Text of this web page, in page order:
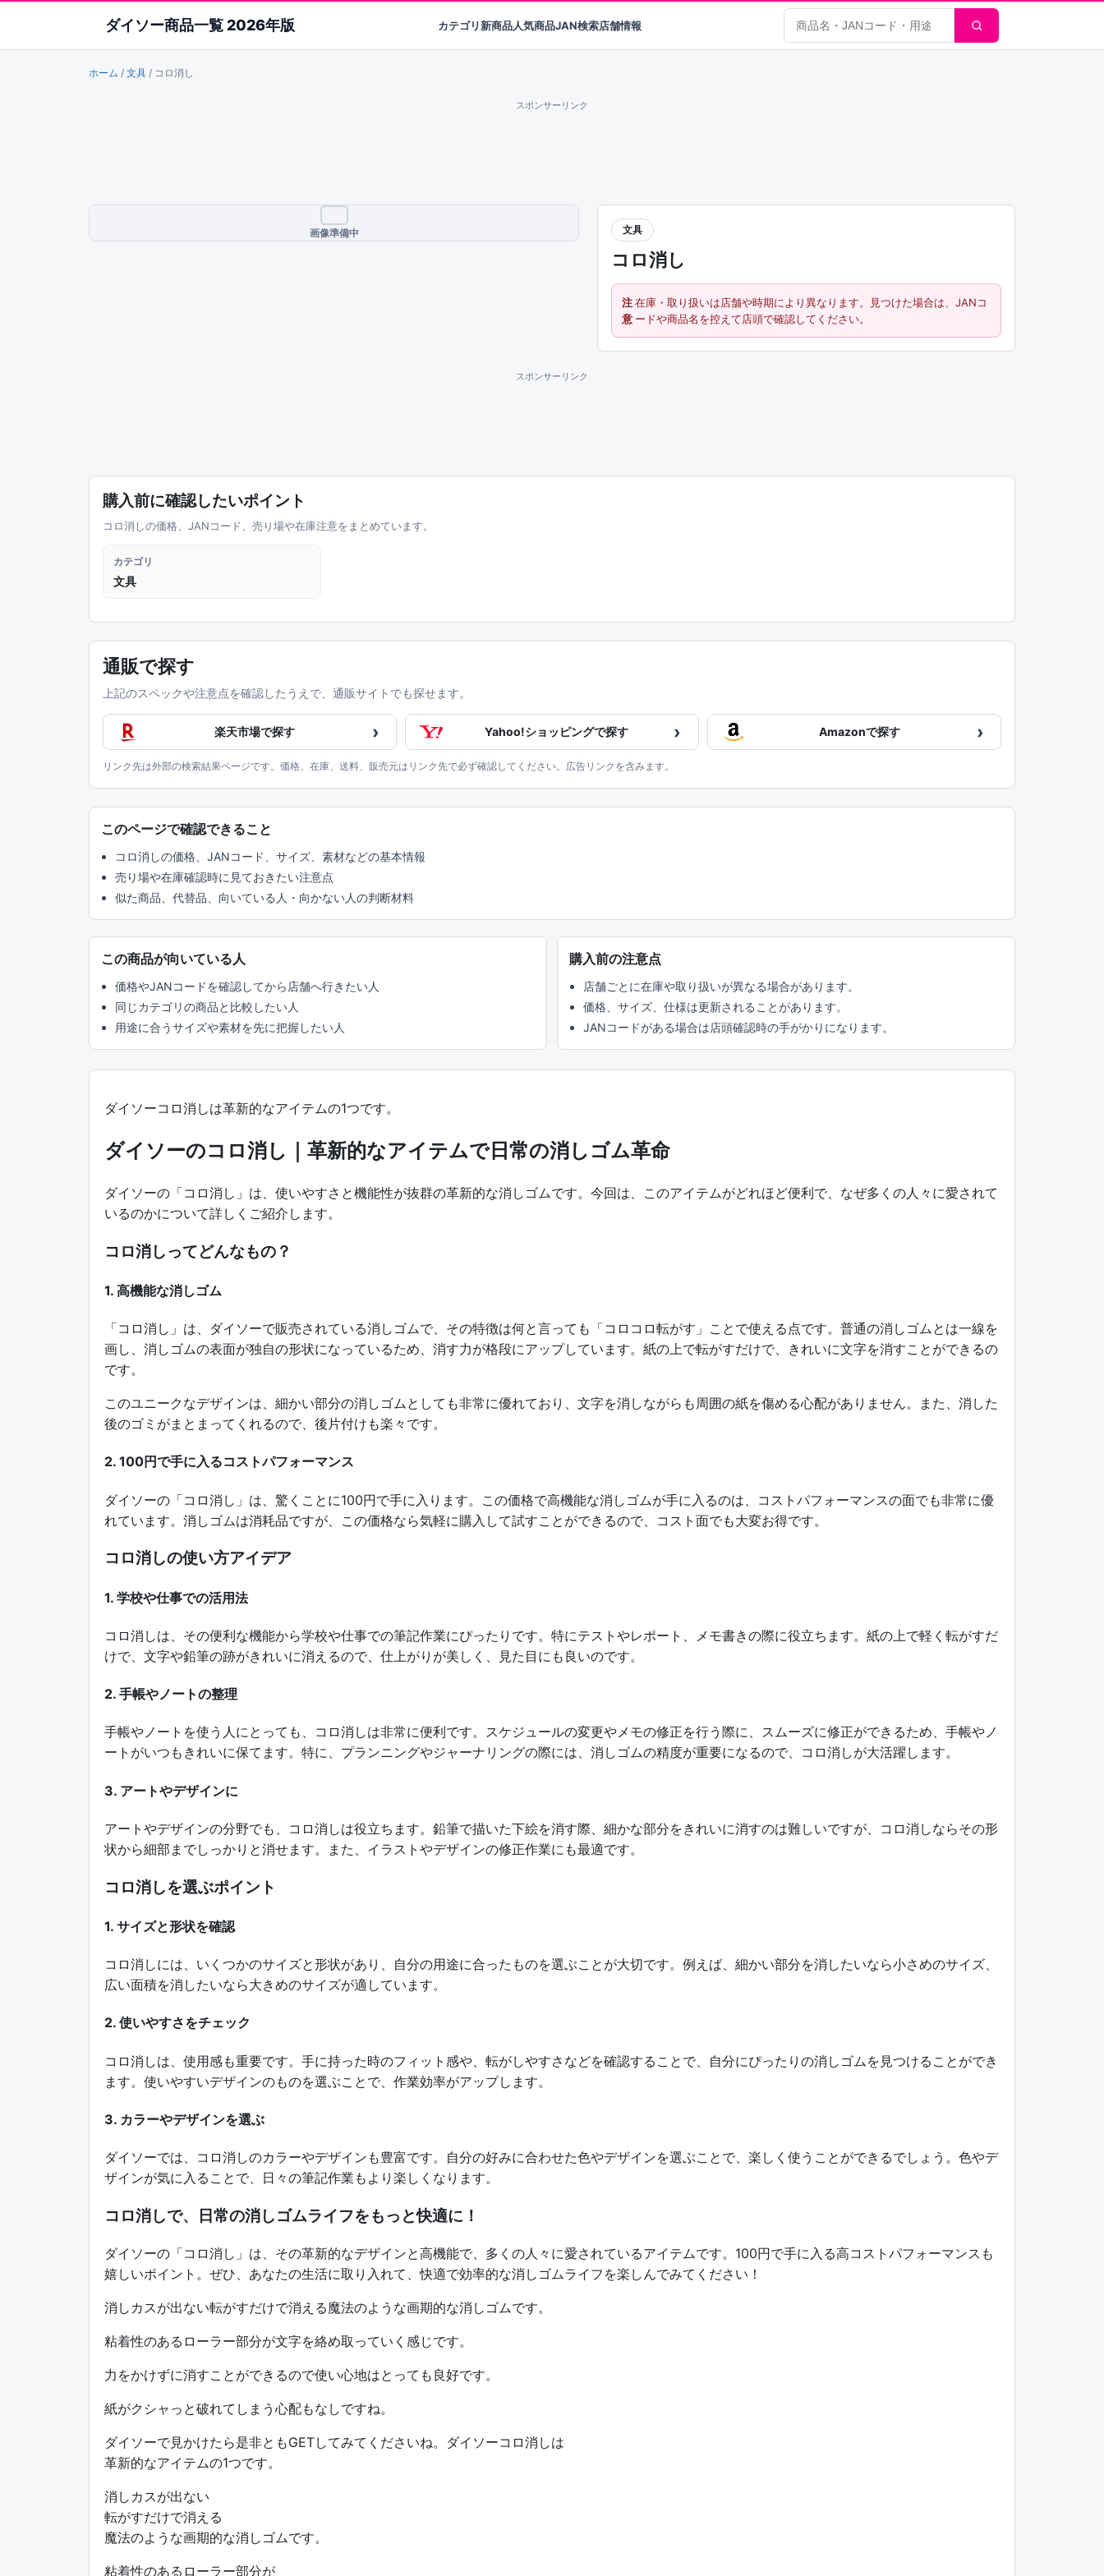
ダイソー商品一覧 2026年版 カテゴリ新商品人気商品JAN検索店舗情報 商品検索
ホーム / 文具 / コロ消し
スポンサーリンク
画像準備中 文具
コロ消し
注
意
在庫・取り扱いは店舗や時期により異なります。見つけた場合は、JANコ
ードや商品名を控えて店頭で確認してください。
スポンサーリンク
購入前に確認したいポイント
コロ消しの価格、JANコード、売り場や在庫注意をまとめています。
カテゴリ
文具
通販で探す
上記のスペックや注意点を確認したうえで、通販サイトでも探せます。
楽天市場で探す › Yahoo!ショッピングで探す › Amazonで探す ›
リンク先は外部の検索結果ページです。価格、在庫、送料、販売元はリンク先で必ず確認してください。広告リンクを含みます。
このページで確認できること
コロ消しの価格、JANコード、サイズ、素材などの基本情報
売り場や在庫確認時に見ておきたい注意点
似た商品、代替品、向いている人・向かない人の判断材料
この商品が向いている人
価格やJANコードを確認してから店舗へ行きたい人
同じカテゴリの商品と比較したい人
用途に合うサイズや素材を先に把握したい人
購入前の注意点
店舗ごとに在庫や取り扱いが異なる場合があります。
価格、サイズ、仕様は更新されることがあります。
JANコードがある場合は店頭確認時の手がかりになります。
ダイソーコロ消しは革新的なアイテムの1つです。
ダイソーのコロ消し｜革新的なアイテムで日常の消しゴム革命
ダイソーの「コロ消し」は、使いやすさと機能性が抜群の革新的な消しゴムです。今回は、このアイテムがどれほど便利で、なぜ多くの人々に愛されて
いるのかについて詳しくご紹介します。
コロ消しってどんなもの？
1. 高機能な消しゴム
「コロ消し」は、ダイソーで販売されている消しゴムで、その特徴は何と言っても「コロコロ転がす」ことで使える点です。普通の消しゴムとは一線を
画し、消しゴムの表面が独自の形状になっているため、消す力が格段にアップしています。紙の上で転がすだけで、きれいに文字を消すことができるの
です。
このユニークなデザインは、細かい部分の消しゴムとしても非常に優れており、文字を消しながらも周囲の紙を傷める心配がありません。また、消した
後のゴミがまとまってくれるので、後片付けも楽々です。
2. 100円で手に入るコストパフォーマンス
ダイソーの「コロ消し」は、驚くことに100円で手に入ります。この価格で高機能な消しゴムが手に入るのは、コストパフォーマンスの面でも非常に優
れています。消しゴムは消耗品ですが、この価格なら気軽に購入して試すことができるので、コスト面でも大変お得です。
コロ消しの使い方アイデア
1. 学校や仕事での活用法
コロ消しは、その便利な機能から学校や仕事での筆記作業にぴったりです。特にテストやレポート、メモ書きの際に役立ちます。紙の上で軽く転がすだ
けで、文字や鉛筆の跡がきれいに消えるので、仕上がりが美しく、見た目にも良いのです。
2. 手帳やノートの整理
手帳やノートを使う人にとっても、コロ消しは非常に便利です。スケジュールの変更やメモの修正を行う際に、スムーズに修正ができるため、手帳やノ
ートがいつもきれいに保てます。特に、プランニングやジャーナリングの際には、消しゴムの精度が重要になるので、コロ消しが大活躍します。
3. アートやデザインに
アートやデザインの分野でも、コロ消しは役立ちます。鉛筆で描いた下絵を消す際、細かな部分をきれいに消すのは難しいですが、コロ消しならその形
状から細部までしっかりと消せます。また、イラストやデザインの修正作業にも最適です。
コロ消しを選ぶポイント
1. サイズと形状を確認
コロ消しには、いくつかのサイズと形状があり、自分の用途に合ったものを選ぶことが大切です。例えば、細かい部分を消したいなら小さめのサイズ、
広い面積を消したいなら大きめのサイズが適しています。
2. 使いやすさをチェック
コロ消しは、使用感も重要です。手に持った時のフィット感や、転がしやすさなどを確認することで、自分にぴったりの消しゴムを見つけることができ
ます。使いやすいデザインのものを選ぶことで、作業効率がアップします。
3. カラーやデザインを選ぶ
ダイソーでは、コロ消しのカラーやデザインも豊富です。自分の好みに合わせた色やデザインを選ぶことで、楽しく使うことができるでしょう。色やデ
ザインが気に入ることで、日々の筆記作業もより楽しくなります。
コロ消しで、日常の消しゴムライフをもっと快適に！
ダイソーの「コロ消し」は、その革新的なデザインと高機能で、多くの人々に愛されているアイテムです。100円で手に入る高コストパフォーマンスも
嬉しいポイント。ぜひ、あなたの生活に取り入れて、快適で効率的な消しゴムライフを楽しんでみてください！
消しカスが出ない転がすだけで消える魔法のような画期的な消しゴムです。
粘着性のあるローラー部分が文字を絡め取っていく感じです。
力をかけずに消すことができるので使い心地はとっても良好です。
紙がクシャっと破れてしまう心配もなしですね。
ダイソーで見かけたら是非ともGETしてみてくださいね。ダイソーコロ消しは
革新的なアイテムの1つです。
消しカスが出ない
転がすだけで消える
魔法のような画期的な消しゴムです。
粘着性のあるローラー部分が